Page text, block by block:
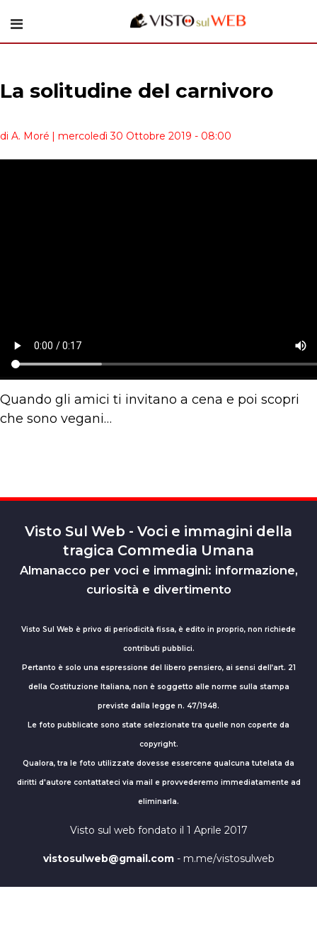
La solitudine del carnivoro
di A. Moré | mercoledì 30 Ottobre 2019 - 08:00
Quando gli amici ti invitano a cena e poi scopri
che sono vegani…
Visto Sul Web - Voci e immagini della
tragica Commedia Umana
Almanacco per voci e immagini: informazione,
curiosità e divertimento
Visto Sul Web è privo di periodicità fissa, è edito in proprio, non richiede
contributi pubblici.
Pertanto è solo una espressione del libero pensiero, ai sensi dell’art. 21
della Costituzione Italiana, non è soggetto alle norme sulla stampa
previste dalla legge n. 47/1948.
Le foto pubblicate sono state selezionate tra quelle non coperte da
copyright.
Qualora, tra le foto utilizzate dovesse essercene qualcuna tutelata da
diritti d'autore contattateci via mail e provvederemo immediatamente ad
eliminarla.
Visto sul web fondato il 1 Aprile 2017
vistosulweb@gmail.com- m.me/vistosulweb